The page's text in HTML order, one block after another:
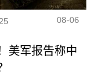
08-06
美军报告称中